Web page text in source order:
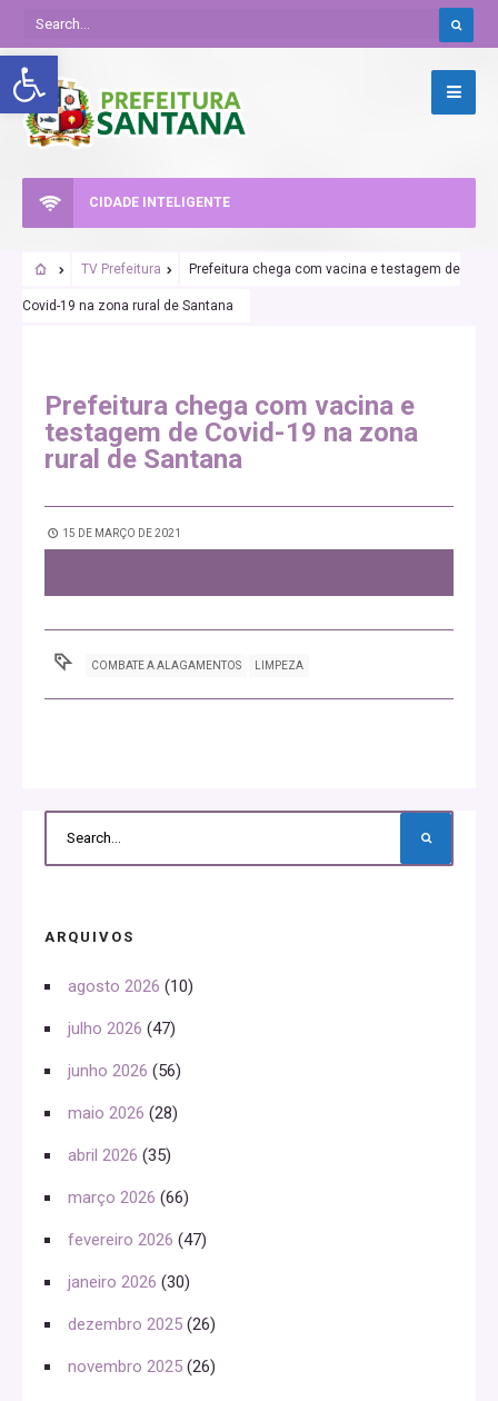
Abrir a barra de ferramentas
CIDADE INTELIGENTE
TV Prefeitura Prefeitura chega com vacina e testagem de
Covid-19 na zona rural de Santana
Prefeitura chega com vacina e
testagem de Covid-19 na zona
rural de Santana
15 DE MARÇO DE 2021
COMBATE A ALAGAMENTOS LIMPEZA
ARQUIVOS
agosto 2026 (10)
julho 2026 (47)
junho 2026 (56)
maio 2026 (28)
abril 2026 (35)
março 2026 (66)
fevereiro 2026 (47)
janeiro 2026 (30)
dezembro 2025 (26)
novembro 2025 (26)